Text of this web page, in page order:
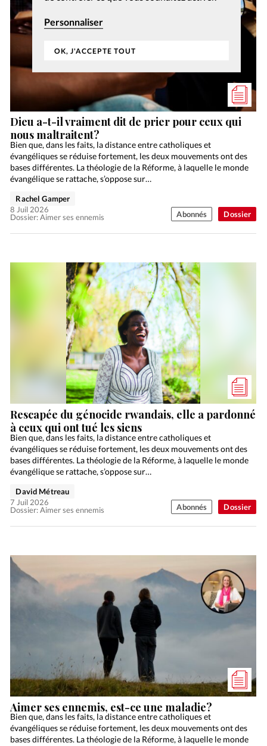
Personnaliser
OK, J'ACCEPTE TOUT
Dossier
Dieu a-t-il vraiment dit de prier pour ceux qui
nous maltraitent?
Bien que, dans les faits, la distance entre catholiques et
évangéliques se réduise fortement, les deux mouvements ont des
bases différentes. La théologie de la Réforme, à laquelle le monde
évangélique se rattache, s’oppose sur…
Dossier: Aimer ses ennemis
Rachel Gamper
8 Juil 2026
Abonnés
Dossier
Rescapée du génocide rwandais, elle a pardonné
à ceux qui ont tué les siens
Bien que, dans les faits, la distance entre catholiques et
évangéliques se réduise fortement, les deux mouvements ont des
bases différentes. La théologie de la Réforme, à laquelle le monde
évangélique se rattache, s’oppose sur…
Dossier: Aimer ses ennemis
David Métreau
7 Juil 2026
Abonnés
Aimer ses ennemis, est-ce une maladie?
Bien que, dans les faits, la distance entre catholiques et
évangéliques se réduise fortement, les deux mouvements ont des
bases différentes. La théologie de la Réforme, à laquelle le monde